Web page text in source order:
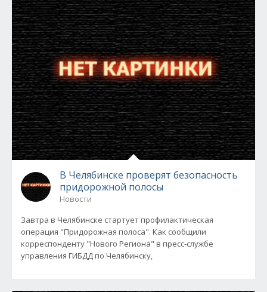
В Челябинске проверят безопасность
придорожной полосы
Новости
Завтра в Челябинске стартует профилактическая
операция "Придорожная полоса". Как сообщили
корреспонденту "Нового Региона" в пресс-службе
управления ГИБДД по Челябинску,